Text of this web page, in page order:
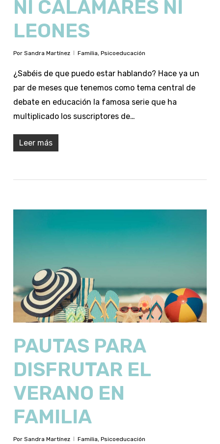
NI CALAMARES NI
LEONES
Por Sandra Martínez Familia, Psicoeducación
¿Sabéis de que puedo estar hablando? Hace ya un
par de meses que tenemos como tema central de
debate en educación la famosa serie que ha
multiplicado los suscriptores de…
Leer más
PAUTAS PARA
DISFRUTAR EL
VERANO EN
FAMILIA
Por Sandra Martínez Familia, Psicoeducación